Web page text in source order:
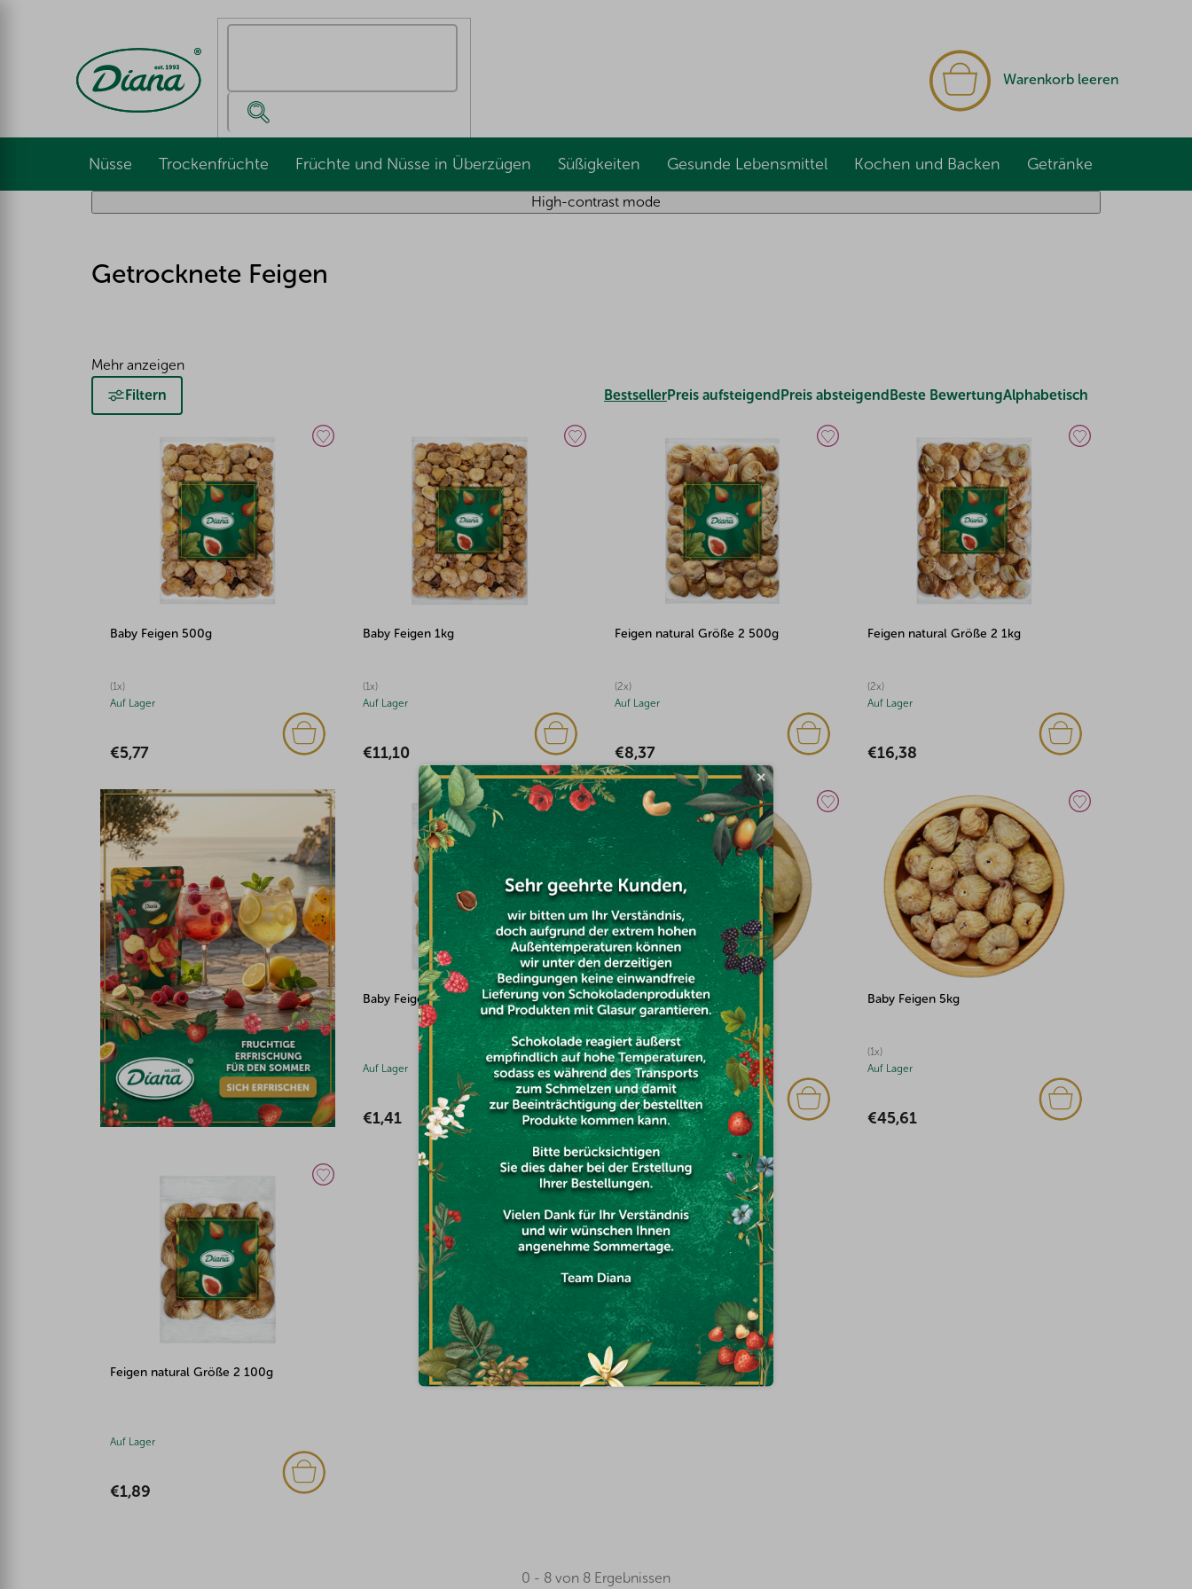
Warenkorb leeren
Nüsse Trockenfrüchte Früchte und Nüsse in Überzügen Süßigkeiten Gesunde Lebensmittel Kochen und Backen Getränke
High-contrast mode
Getrocknete Feigen
Mehr anzeigen
Filtern
BestsellerPreis aufsteigendPreis absteigendBeste BewertungAlphabetisch
Baby Feigen 500g
(1x)
Auf Lager
€5,77
Baby Feigen 1kg
(1x)
Auf Lager
€11,10
Feigen natural Größe 2 500g
(2x)
Auf Lager
€8,37
Feigen natural Größe 2 1kg
(2x)
Auf Lager
€16,38
Baby Feigen 100g
Auf Lager
€1,41
Feigen natural Größe 2 5kg
(1x)
Auf Lager
€71,34
Baby Feigen 5kg
(1x)
Auf Lager
€45,61
Feigen natural Größe 2 100g
Auf Lager
€1,89
0 - 8 von 8 Ergebnissen
×